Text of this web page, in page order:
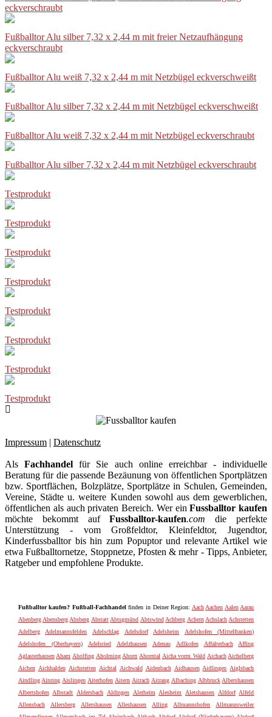
eckverschraubt
Fußballtor Alu silber 7,32 x 2,44 m mit freier Netzaufhängung
eckverschraubt
Fußballtor Alu weiß 7,32 x 2,44 m mit Netzbügel eckverschweißt
Fußballtor Alu silber 7,32 x 2,44 m mit Netzbügel eckverschweißt
Fußballtor Alu weiß 7,32 x 2,44 m mit Netzbügel eckverschraubt
Fußballtor Alu silber 7,32 x 2,44 m mit Netzbügel eckverschraubt
Testprodukt
Testprodukt
Testprodukt
Testprodukt
Testprodukt
Testprodukt
Testprodukt
Testprodukt
Impressum | Datenschutz
AlsFachhandel für Sie auch online erreichbar - individuelle
Beratung für die passende Bezäunung von öffentlichen Sportplätzen
bzw. Sportflächen, Bolzplätze, Sportplätze in Schulen, Gemeinden,
Vereine, Städte u. weitere Kunden sowohl aus dem gewerblichen,
öffentlichen als auch privaten Bereich. Wer einFussballtor kaufen
möchte bekommt aufFussballtor-kaufen.com die perfekte
Unterstützung - vom Großfeldtor, Kleinfeldtor, Jugendtor,
Kinderfussballtor bis hin zum Popuptor und relevante Artikel wie
etwa Fußballtornetze, Stoppnetze, Pfosten & mehr - Tipps, Anbieter,
Ratgeber und empfohlene Produkte.
Fußballtor kaufen? Fußball-Fachhandelfinden in Deiner Region: Aach Aachen Aalen Aarau
Abenberg Abensberg Absberg Abstatt Abtsgmünd Abtswind Achberg Achern Achslach Achstetten
Adelberg
Adelmannsfelden Adelschlag Adelsdorf Adelsheim
Adelshofen (Mittelfranken)
Adelshofen (Oberbayern)
Adelsried Adelzhausen Adenau Adlkofen Affalterbach
Affing
Aglasterhausen Aham Aholfing Aholming Ahorn Ahorntal Aicha vorm Wald Aichach Aichelberg
Aichen Aichhalden Aichstetten Aichtal Aichwald Aidenbach Aidhausen Aidlingen Aiglsbach
Aindling Ainring Aislingen Aiterhofen Aitern Aitrach Aitrang Albaching Albbruck Albershausen
Albertshofen Albstadt Aldersbach Aldingen Alerheim Alesheim Aletshausen Alfdorf Alfeld
Allensbach
Allersberg Allershausen Alleshausen Alling Allmannshofen
Allmannsweiler